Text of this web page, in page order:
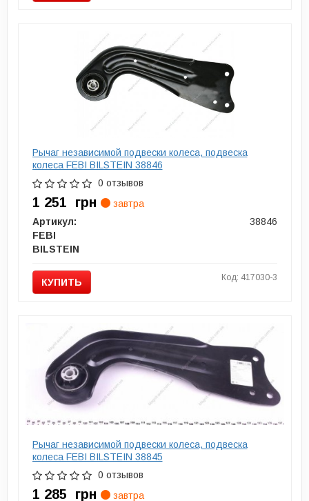
Рычаг независимой подвески колеса, подвеска
колеса FEBI BILSTEIN 38846
0 отзывов
1 251 грн
завтра
Артикул:
38846
FEBI
BILSTEIN
КУПИТЬ Код: 417030-3
Рычаг независимой подвески колеса, подвеска
колеса FEBI BILSTEIN 38845
0 отзывов
1 285 грн
завтра